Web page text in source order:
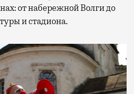
от набережной Волги до
и стадиона.